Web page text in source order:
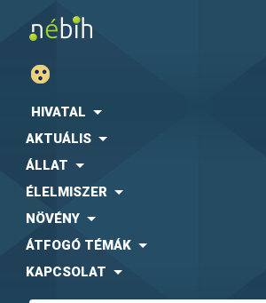
HIVATAL
AKTUÁLIS
ÁLLAT
ÉLELMISZER
NÖVÉNY
ÁTFOGÓ TÉMÁK
KAPCSOLAT